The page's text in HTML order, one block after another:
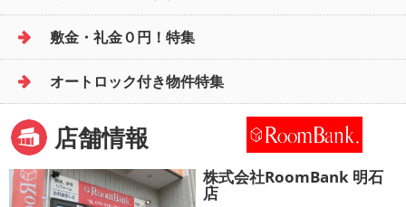
敷金・礼金０円！特集
オートロック付き物件特集
店舗情報
株式会社RoomBank 明石
店